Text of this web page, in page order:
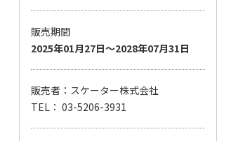
販売期間
2025年01月27日～2028年07月31日
販売者：スケーター株式会社
TEL： 03-5206-3931